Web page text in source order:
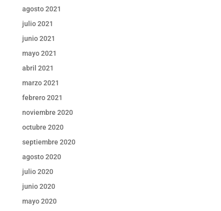
agosto 2021
julio 2021
junio 2021
mayo 2021
abril 2021
marzo 2021
febrero 2021
noviembre 2020
octubre 2020
septiembre 2020
agosto 2020
julio 2020
junio 2020
mayo 2020